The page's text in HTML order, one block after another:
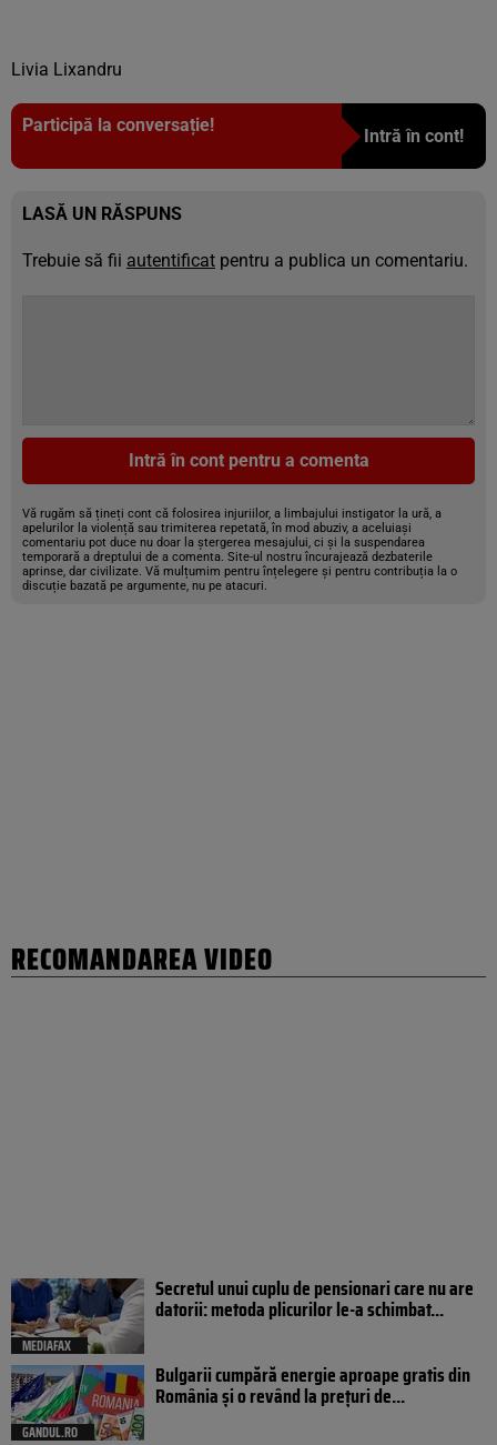
Livia Lixandru
Participă la conversație!
Intră în cont!
LASĂ UN RĂSPUNS
Trebuie să fii autentificat pentru a publica un comentariu.
Intră în cont pentru a comenta
Vă rugăm să țineți cont că folosirea injuriilor, a limbajului instigator la ură, a
apelurilor la violență sau trimiterea repetată, în mod abuziv, a aceluiași
comentariu pot duce nu doar la ștergerea mesajului, ci și la suspendarea
temporară a dreptului de a comenta. Site-ul nostru încurajează dezbaterile
aprinse, dar civilizate. Vă mulțumim pentru înțelegere și pentru contribuția la o
discuție bazată pe argumente, nu pe atacuri.
RECOMANDAREA VIDEO
MEDIAFAX
Secretul unui cuplu de pensionari care nu are
datorii: metoda plicurilor le-a schimbat...
GANDUL.RO
Bulgarii cumpără energie aproape gratis din
România și o revând la prețuri de...